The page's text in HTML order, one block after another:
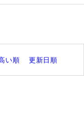
い順 更新日順